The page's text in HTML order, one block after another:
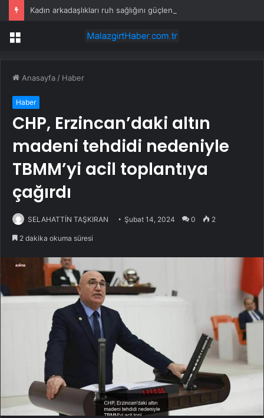
Kadın arkadaşlıkları ruh sağlığını güçlendiriyor
Menü
Anasayfa / Haber
Haber
CHP, Erzincan’daki altın
madeni tehdidi nedeniyle
TBMM’yi acil toplantıya
çağırdı
SELAHATTİN TAŞKIRAN Şubat 14, 2024 0 2
2 dakika okuma süresi